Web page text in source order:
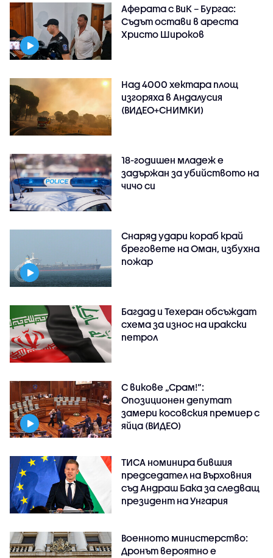
Аферата с ВиК – Бургас:
Съдът остави в ареста
Христо Широков
Над 4000 хектара площ
изгоряха в Андалусия
(ВИДЕО+СНИМКИ)
18-годишен младеж е
задържан за убийството на
чичо си
Снаряд удари кораб край
бреговете на Оман, избухна
пожар
Багдад и Техеран обсъждат
схема за износ на иракски
петрол
С викове „Срам!“:
Опозиционен депутат
замери косовския премиер с
яйца (ВИДЕО)
ТИСА номинира бившия
председател на Върховния
съд Андраш Бака за следващ
президент на Унгария
Военното министерство:
Дронът вероятно е